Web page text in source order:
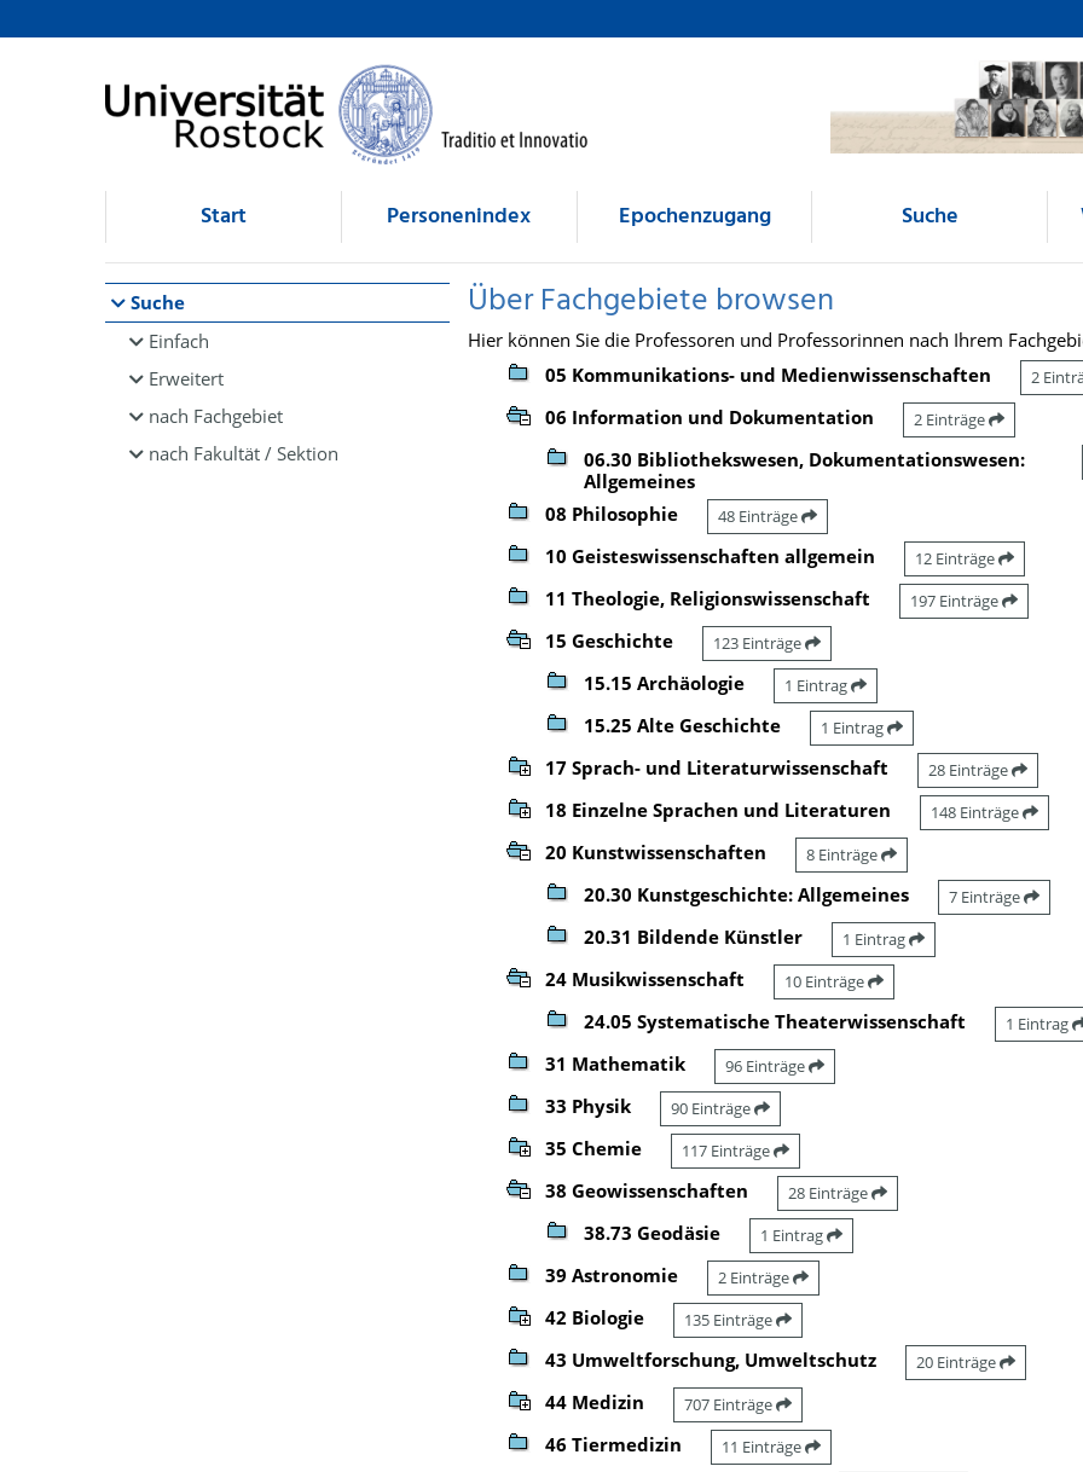
Browsen
direkt zum Inhalt
Start Personenindex Epochenzugang Suche
Suche
Einfach
Erweitert
nach Fachgebiet
nach Fakultät / Sektion
Über Fachgebiete browsen
Hier können Sie die Professoren und Professorinnen nach Ihrem
05 Kommunikations- und Medienwissenschaften
2
06 Information und Dokumentation 2 Einträge
06.30 Bibliothekswesen, Dokumentationswesen:
Allgemeines
08 Philosophie 48 Einträge
10 Geisteswissenschaften allgemein 12 Einträge
11 Theologie, Religionswissenschaft 197 Einträge
15 Geschichte 123 Einträge
15.15 Archäologie 1 Eintrag
15.25 Alte Geschichte 1 Eintrag
17 Sprach- und Literaturwissenschaft 28 Einträge
18 Einzelne Sprachen und Literaturen 148 Einträge
20 Kunstwissenschaften 8 Einträge
20.30 Kunstgeschichte: Allgemeines 7 Einträge
20.31 Bildende Künstler 1 Eintrag
24 Musikwissenschaft 10 Einträge
24.05 Systematische Theaterwissenschaft 1 Eintrag
31 Mathematik 96 Einträge
33 Physik 90 Einträge
35 Chemie 117 Einträge
38 Geowissenschaften 28 Einträge
38.73 Geodäsie 1 Eintrag
39 Astronomie 2 Einträge
42 Biologie 135 Einträge
43 Umweltforschung, Umweltschutz 20 Einträge
44 Medizin 707 Einträge
46 Tiermedizin 11 Einträge